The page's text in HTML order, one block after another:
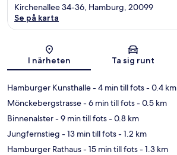
Karta
Kirchenallee 34-36, Hamburg, 20099
Se på karta
I närheten Ta sig runt
Hamburger Kunsthalle- 4 min till fots- 0.4 km
Mönckebergstrasse- 6 min till fots- 0.5 km
Binnenalster- 9 min till fots- 0.8 km
Jungfernstieg - 13 min till fots- 1.2 km
Hamburger Rathaus- 15 min till fots- 1.3 km